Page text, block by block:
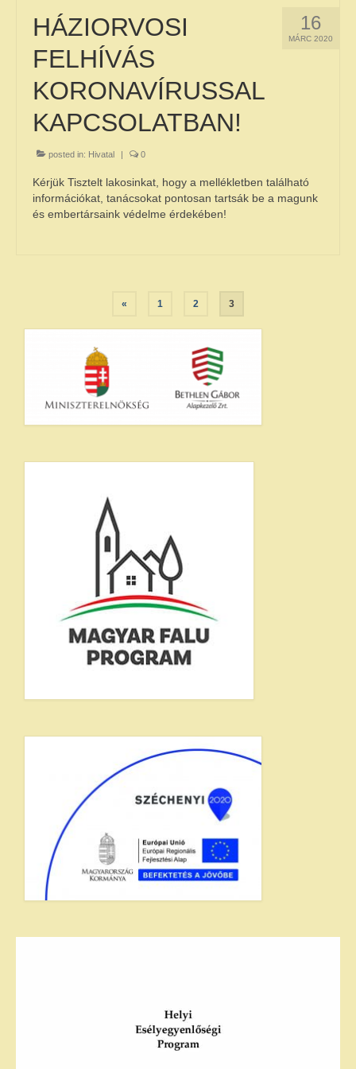
Közérdekű adatok – Gazdálkodási adatok
INTÉZMÉNYEK
Faluház
Fiatalok háza
Sajósenyei Aprajafalva Óvoda és Mini
Egyéb intézmények
Szolgáltatók
Ökumenikus templom
Egyéb intézmények
Pályázatok
Letölthető nyomtatványok
Választás 2024
16
MÁRC 2020
HÁZIORVOSI
FELHÍVÁS
KORONAVÍRUSSAL
KAPCSOLATBAN!
posted in: Hivatal | 0
Kérjük Tisztelt lakosinkat, hogy a mellékletben található
információkat, tanácsokat pontosan tartsák be a magunk
és embertársaink védelme érdekében!
Bejegyzések
lapozása
« 1 2 3